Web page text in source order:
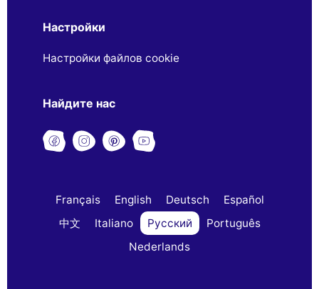
Настройки
Настройки файлов cookie
Найдите нас
Français English Deutsch
Español
中文
Italiano Русский
Português
Nederlands